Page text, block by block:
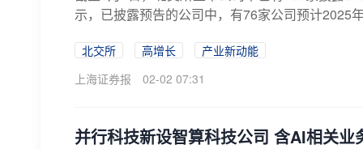
示，已披露预告的公司中，有76家公司预计2025
北交所 高增长
产业新动能
上海证券报
02-02 07:31
并行科技新设智算科技公司 含AI相关业